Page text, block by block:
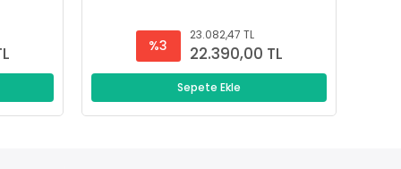
%3
23.082,47 TL
22.390,00 TL
Sepete Ekle